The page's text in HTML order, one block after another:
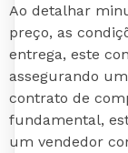
Ao detalhar
preço, as
entrega, este
assegurando
contrato de
fundamental,
um vendedor